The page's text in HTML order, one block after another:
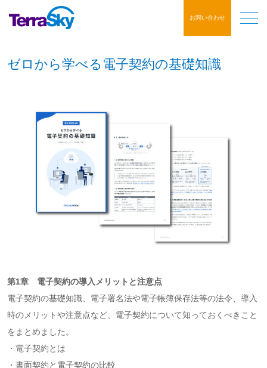
お問い合わせ
ゼロから学べる電子契約の基礎知識
第1章 電子契約の導入メリットと注意点
電子契約の基礎知識、電子署名法や電子帳簿保存法等の法令、導入
時のメリットや注意点など、電子契約について知っておくべきこと
をまとめました。
・電子契約とは
・書面契約と電子契約の比較